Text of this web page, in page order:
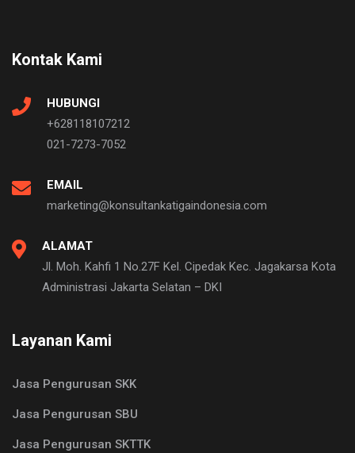
Kontak Kami
HUBUNGI
+628118107212
021-7273-7052
EMAIL
marketing@konsultankatigaindonesia.com
ALAMAT
Jl. Moh. Kahfi 1 No.27F Kel. Cipedak Kec. Jagakarsa Kota
Administrasi Jakarta Selatan – DKI
Layanan Kami
Jasa Pengurusan SKK
Jasa Pengurusan SBU
Jasa Pengurusan SKTTK